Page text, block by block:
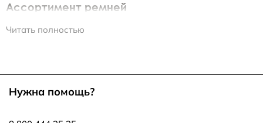
Ассортимент ремней
• Женские модели представлены яркой цветовой гаммой.
двусторонними. Одна их сторона окрашена, например, в
Читать полностью
Нужна помощь?